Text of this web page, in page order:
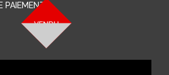
PAIEMENT